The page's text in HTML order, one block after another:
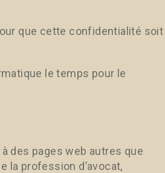
que cette confidentialité soit
le temps pour le
des pages web autres que
la profession d’avocat,